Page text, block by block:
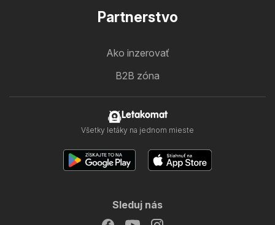
Partnerstvo
Ako inzerovať
B2B zóna
Letakomat
Všetky letáky na jednom mieste
Sleduj nás